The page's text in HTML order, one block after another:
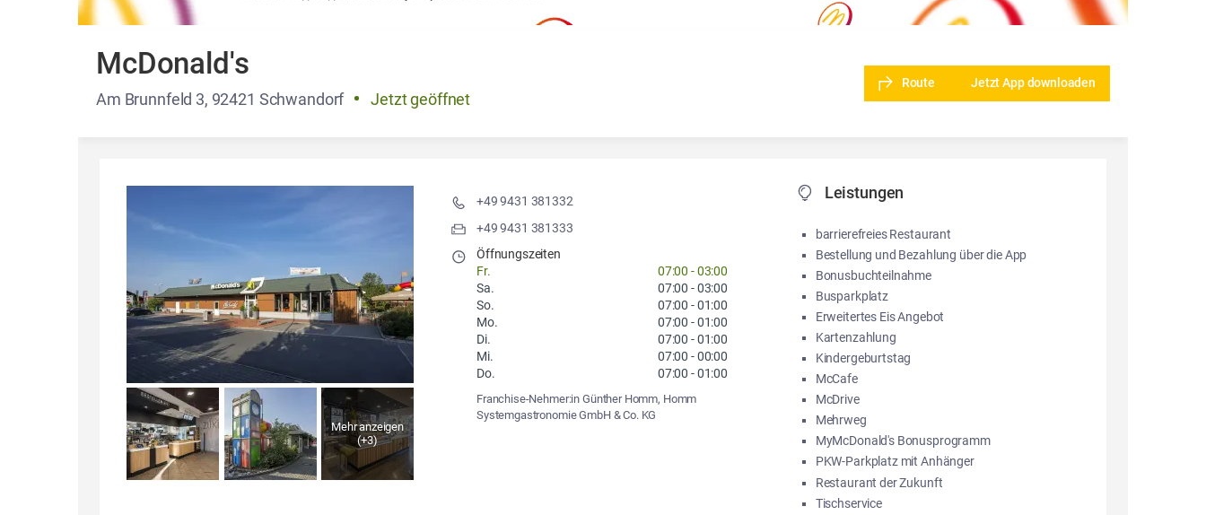
McDonald's
Am Brunnfeld 3, 92421 Schwandorf Jetzt geöffnet
Route Jetzt App downloaden
Mehr anzeigen
(+3)
+49 9431 381332
+49 9431 381333
Öffnungszeiten
Fr.
07:00 -03:00
Sa.
07:00 -03:00
So.
07:00 -01:00
Mo.
07:00 -01:00
Di.
07:00 -01:00
Mi.
07:00 -00:00
Do.
07:00 -01:00
Franchise-Nehmer:in Günther Homm, Homm
Systemgastronomie GmbH & Co. KG
Leistungen
barrierefreies Restaurant
Bestellung und Bezahlung über die App
Bonusbuchteilnahme
Busparkplatz
Erweitertes Eis Angebot
Kartenzahlung
Kindergeburtstag
McCafe
McDrive
Mehrweg
MyMcDonald's Bonusprogramm
PKW-Parkplatz mit Anhänger
Restaurant der Zukunft
Tischservice